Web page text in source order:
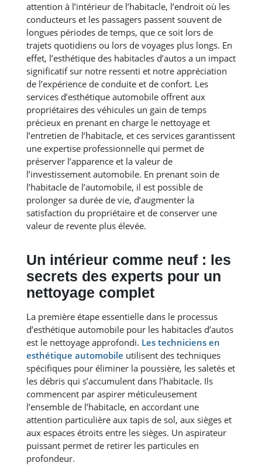
attention à l’intérieur de l’habitacle, l’endroit où les
conducteurs et les passagers passent souvent de
longues périodes de temps, que ce soit lors de
trajets quotidiens ou lors de voyages plus longs. En
effet, l’esthétique des habitacles d’autos a un impact
significatif sur notre ressenti et notre appréciation
de l’expérience de conduite et de confort. Les
services d’esthétique automobile offrent aux
propriétaires des véhicules un gain de temps
précieux en prenant en charge le nettoyage et
l’entretien de l’habitacle, et ces services garantissent
une expertise professionnelle qui permet de
préserver l’apparence et la valeur de
l’investissement automobile. En prenant soin de
l’habitacle de l’automobile, il est possible de
prolonger sa durée de vie, d’augmenter la
satisfaction du propriétaire et de conserver une
valeur de revente plus élevée.
Un intérieur comme neuf : les
secrets des experts pour un
nettoyage complet
La première étape essentielle dans le processus
d’esthétique automobile pour les habitacles d’autos
est le nettoyage approfondi. Les techniciens en
esthétique automobile utilisent des techniques
spécifiques pour éliminer la poussière, les saletés et
les débris qui s’accumulent dans l’habitacle. Ils
commencent par aspirer méticuleusement
l’ensemble de l’habitacle, en accordant une
attention particulière aux tapis de sol, aux sièges et
aux espaces étroits entre les sièges. Un aspirateur
puissant permet de retirer les particules en
profondeur.